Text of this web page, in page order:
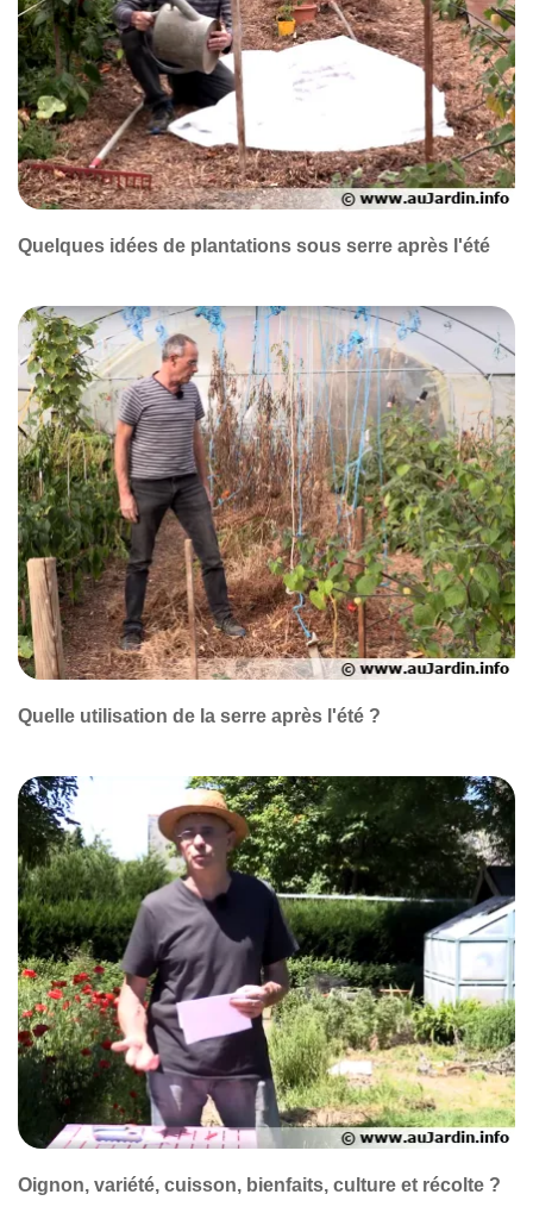
Quelques idées de plantations sous serre après l'été
Quelle utilisation de la serre après l'été ?
Oignon, variété, cuisson, bienfaits, culture et récolte ?